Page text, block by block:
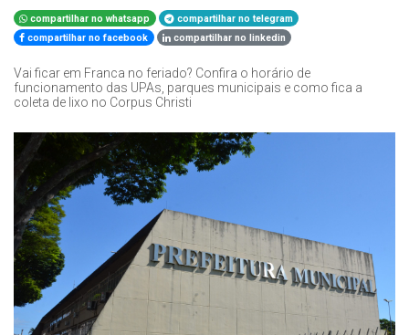
compartilhar no whatsapp
compartilhar no telegram
compartilhar no facebook
compartilhar no linkedin
Vai ficar em Franca no feriado? Confira o horário de
funcionamento das UPAs, parques municipais e como fica a
coleta de lixo no Corpus Christi